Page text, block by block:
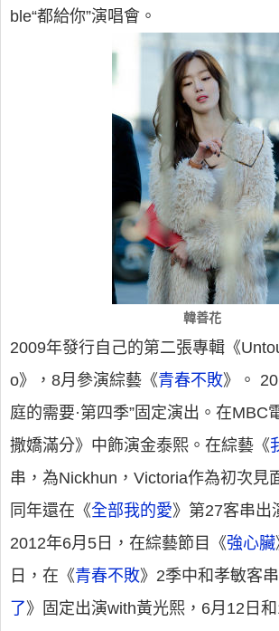
ble“都給你”演唱會。
韓善花
2009年發行自己的第二張專輯《
o》，8月參演綜藝《青春不敗》。
庭的需要·第四季”固定演出。在MBC
撒嬌滿分》中飾演金泰熙。在綜藝《
串，為Nickhun，Victoria作為初次見
同年還在《全部我的愛》第27客串出
2012年6月5日，在綜藝節目《強心臟
日，在《青春不敗》2季中和孝敏客
了》固定出演with黃光熙，6月12日